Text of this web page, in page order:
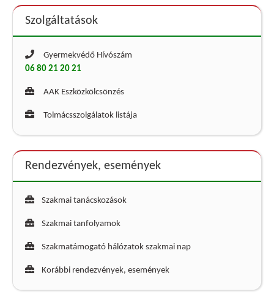
Szolgáltatások
Gyermekvédő Hívószám
06 80 21 20 21
AAK Eszközkölcsönzés
Tolmácsszolgálatok listája
Rendezvények, események
Szakmai tanácskozások
Szakmai tanfolyamok
Szakmatámogató hálózatok szakmai nap
Korábbi rendezvények, események